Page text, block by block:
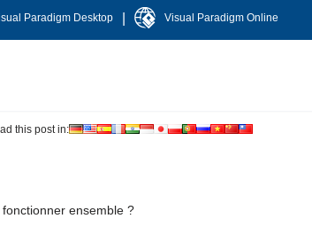
Paradigm Desktop Visual Paradigm Online
this post in:
ensemble ?